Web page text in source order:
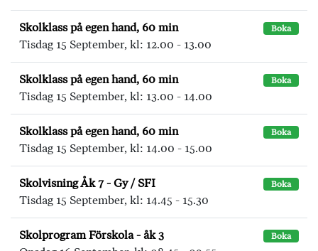
Skolklass på egen hand, 60 min Boka
Tisdag 15 September, kl: 12.00 - 13.00
Skolklass på egen hand, 60 min Boka
Tisdag 15 September, kl: 13.00 - 14.00
Skolklass på egen hand, 60 min Boka
Tisdag 15 September, kl: 14.00 - 15.00
Skolvisning Åk 7 - Gy / SFI Boka
Tisdag 15 September, kl: 14.45 - 15.30
Skolprogram Förskola - åk 3 Boka